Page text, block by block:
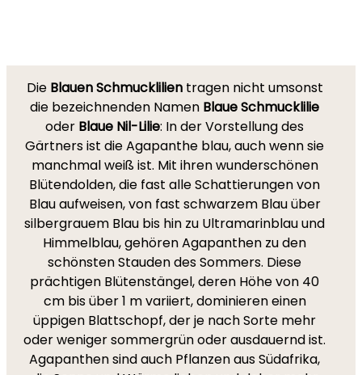
Die Blauen Schmucklilientragen nicht umsonst
die bezeichnenden Namen Blaue Schmucklilie
oder Blaue Nil-Lilie: In der Vorstellung des
Gärtners ist die Agapanthe blau, auch wenn sie
manchmal weiß ist. Mit ihren wunderschönen
Blütendolden, die fast alle Schattierungen von
Blau aufweisen, von fast schwarzem Blau über
silbergrauem Blau bis hin zu Ultramarinblau und
Himmelblau, gehören Agapanthen zu den
schönsten Stauden des Sommers. Diese
prächtigen Blütenstängel, deren Höhe von 40
cm bis über 1 m variiert, dominieren einen
üppigen Blattschopf, der je nach Sorte mehr
oder weniger sommergrün oder ausdauernd ist.
Agapanthen sind auch Pflanzen aus Südafrika,